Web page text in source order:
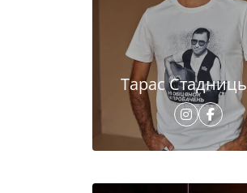
Тарас